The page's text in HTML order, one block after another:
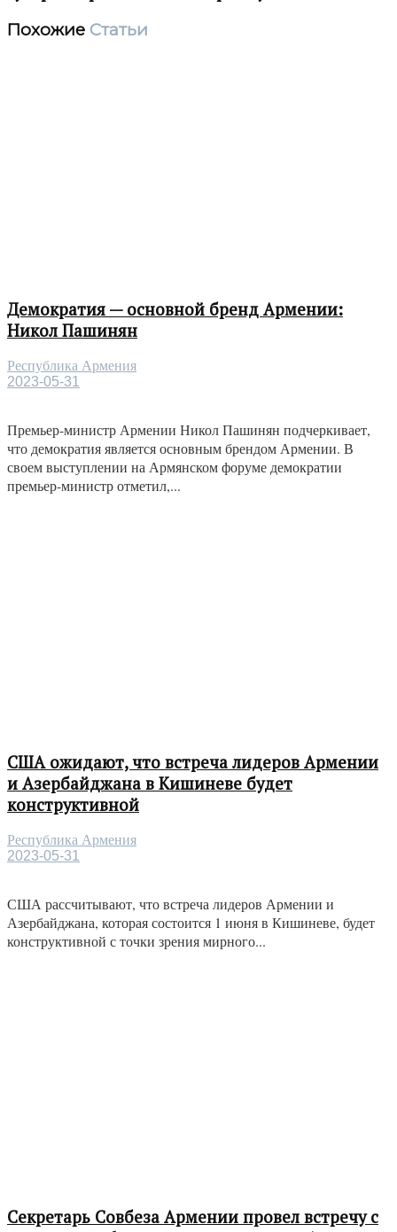
Похожие Статьи
Демократия — основной бренд Армении:
Никол Пашинян
Республика Армения
2023-05-31
Премьер-министр Армении Никол Пашинян подчеркивает,
что демократия является основным брендом Армении. В
своем выступлении на Армянском форуме демократии
премьер-министр отметил,...
США ожидают, что встреча лидеров Армении
и Азербайджана в Кишиневе будет
конструктивной
Республика Армения
2023-05-31
США рассчитывают, что встреча лидеров Армении и
Азербайджана, которая состоится 1 июня в Кишиневе, будет
конструктивной с точки зрения мирного...
Секретарь Совбеза Армении провел встречу с